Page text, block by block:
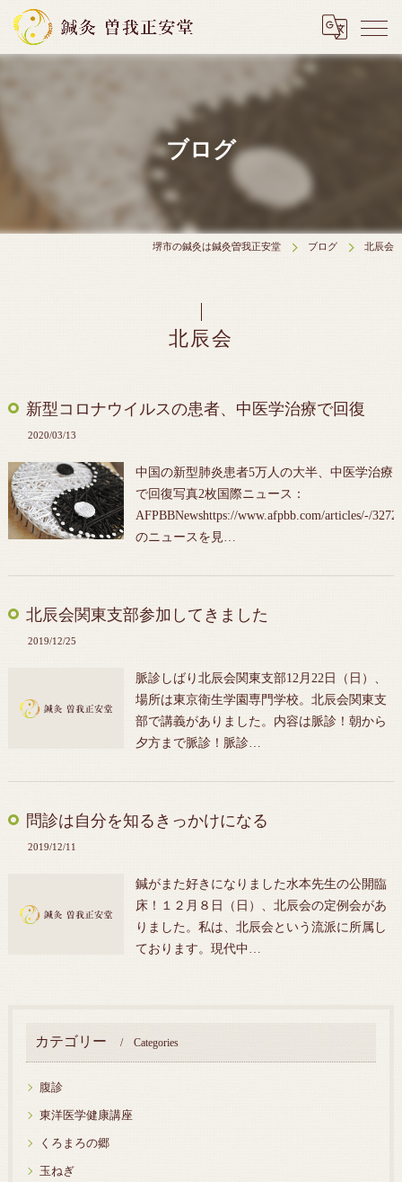
ブログ
堺市の鍼灸は鍼灸曽我正安堂 ブログ 北辰会
北辰会
新型コロナウイルスの患者、中医学治療で回復
2020/03/13
中国の新型肺炎患者5万人の大半、中医学治療
で回復写真2枚国際ニュース：
AFPBBNewshttps://www.afpbb.com/articles/-/
のニュースを見…
北辰会関東支部参加してきました
2019/12/25
脈診しばり北辰会関東支部12月22日（日）、
場所は東京衛生学園専門学校。北辰会関東支
部で講義がありました。内容は脈診！朝から
夕方まで脈診！脈診…
問診は自分を知るきっかけになる
2019/12/11
鍼がまた好きになりました水本先生の公開臨
床！１２月８日（日）、北辰会の定例会があ
りました。私は、北辰会という流派に所属し
ております。現代中…
カテゴリー Categories
腹診
東洋医学健康講座
くろまろの郷
玉ねぎ